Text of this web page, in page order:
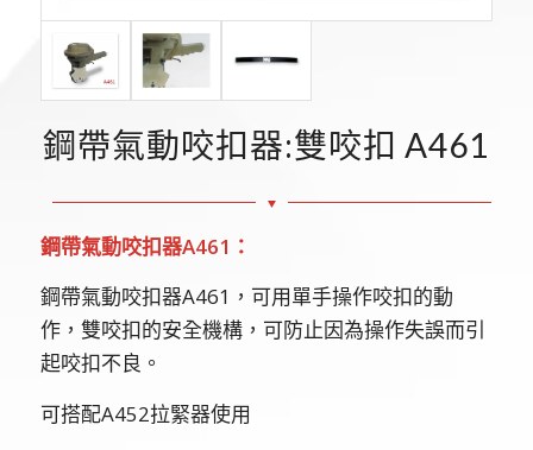
鋼帶氣動咬扣器:雙咬扣 A461
鋼帶氣動咬扣器A461：
鋼帶氣動咬扣器A461，可用單手操作咬扣的動
作，雙咬扣的安全機構，可防止因為操作失誤而引
起咬扣不良。
可搭配A452拉緊器使用